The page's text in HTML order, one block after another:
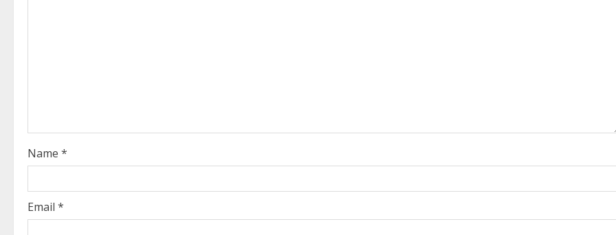
d
i
n
g
Name *
Email *